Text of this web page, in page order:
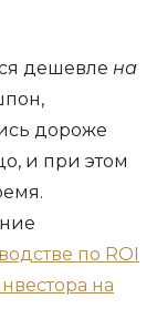
дешевле на
дороже
и при этом
по ROI
на